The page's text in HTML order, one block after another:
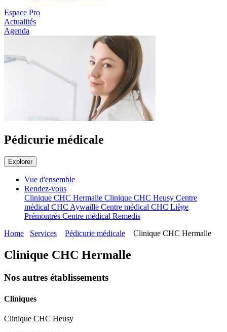
Espace Pro
Actualités
Agenda
Pédicurie médicale
Explorer
Vue d'ensemble
Rendez-vous
Clinique CHC Hermalle Clinique CHC Heusy Centre
médical CHC Aywaille Centre médical CHC Liège
Prémontrés Centre médical Remedis
Home
Services Pédicurie médicale Clinique CHC Hermalle
Clinique CHC Hermalle
Nos autres établissements
Cliniques
Clinique CHC Heusy